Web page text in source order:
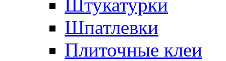
Штукатурки
Шпатлевки
Плиточные клеи